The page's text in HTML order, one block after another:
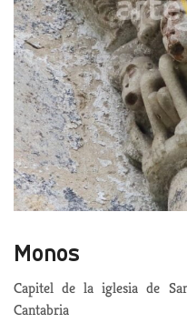
Monos
Capitel de la iglesia de
Cantabria